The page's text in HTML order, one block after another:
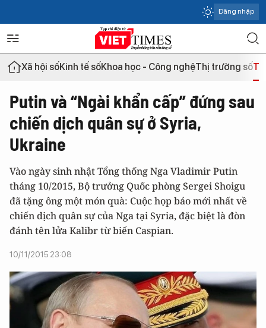
Đăng nhập
Xã hội sốKinh tế sốKhoa học - Công nghệThị trường số
Putin và “Ngài khẩn cấp” đứng sau
chiến dịch quân sự ở Syria,
Ukraine
Vào ngày sinh nhật Tổng thống Nga Vladimir Putin
tháng 10/2015, Bộ trưởng Quốc phòng Sergei Shoigu
đã tặng ông một món quà: Cuộc họp báo mới nhất về
chiến dịch quân sự của Nga tại Syria, đặc biệt là đòn
đánh tên lửa Kalibr từ biển Caspian.
10/11/2015 23:08